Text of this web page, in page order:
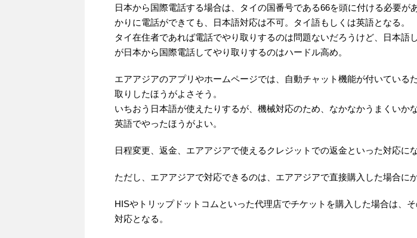
日本から国際電話する場合は、タイの国番号である66を頭に付ける必要があ
かりに電話ができても、日本語対応は不可。タイ語もしくは英語となる。
タイ在住者であれば電話でやり取りするのは問題ないだろうけど、日本語
が日本から国際電話してやり取りするのはハードル高め。
エアアジアのアプリやホームページでは、自動チャット機能が付いている
取りしたほうがよさそう。
いちおう日本語が使えたりするが、機械対応のため、なかなかうまくいか
英語でやったほうがよい。
日程変更、返金、エアアジアで使えるクレジットでの返金といった対応にな
ただし、エアアジアで対応できるのは、エアアジアで直接購入した場合にか
HISやトリップドットコムといった代理店でチケットを購入した場合は、
対応となる。